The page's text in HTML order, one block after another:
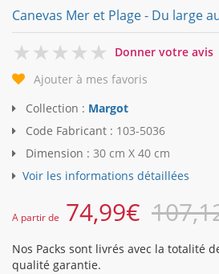
Canevas Mer et Plage - Du large
0
Donner votre avis
Ajouter à mes favoris
Collection : Margot
Code Fabricant : 103-5036
Dimension : 30 cm X 40 cm
Voir les informations détaillées
A partir de 74,99€
Nos Packs sont livrés avec la totalité
qualité garantie.